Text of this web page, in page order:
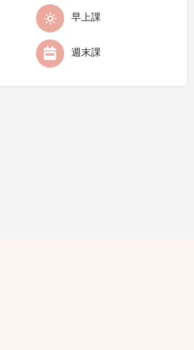
早上課
週末課